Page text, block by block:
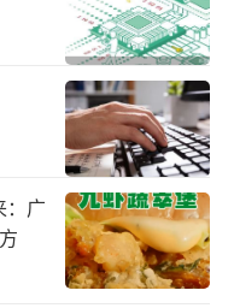
环境也在发生改
啡人群，扩散到奶
公众的人群。这些
来越多的在居家、
场景中饮用燕麦
：广